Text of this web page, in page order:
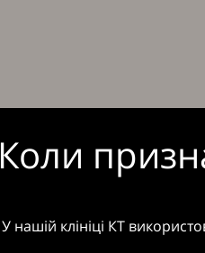
Коли
У нашій клініці КТ